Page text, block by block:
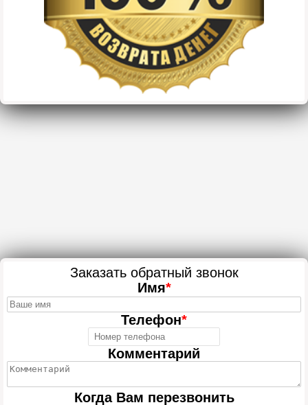
Заказать обратный звонок
Имя*
Телефон*
Комментарий
Когда Вам перезвонить